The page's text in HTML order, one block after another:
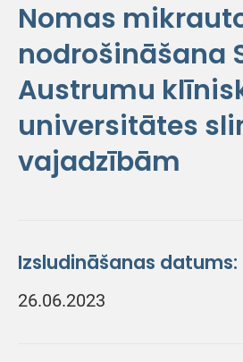
Nomas
nodrošināšana
Austrumu
universitātes
vajadzībām
Izsludināšanas datums:
26.06.2023